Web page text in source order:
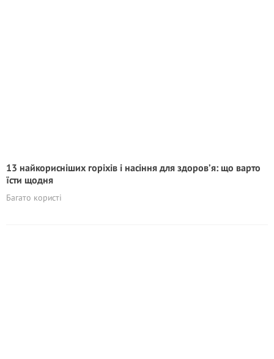
13 найкорисніших горіхів і насіння для здоров’я: що варто
їсти щодня
Багато користі